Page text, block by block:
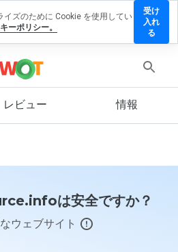
レビュー 情報
は安全ですか？
ウェブサイト
イズのために Cookie を使用してい
ーポリシー。
受け
入れ
る